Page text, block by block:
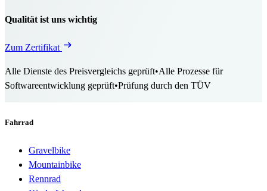
Qualität ist uns wichtig
Zum Zertifikat
Alle Dienste des Preisvergleichs geprüft•Alle Prozesse für
Softwareentwicklung geprüft•Prüfung durch den TÜV
Fahrrad
Gravelbike
Mountainbike
Rennrad